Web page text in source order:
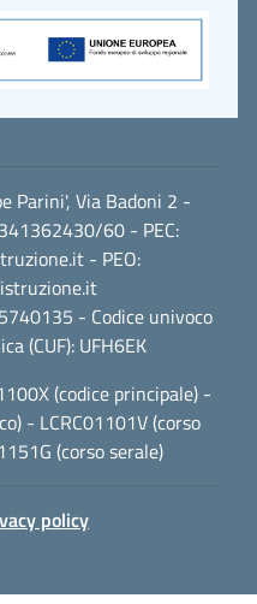
Parini', Via Badoni 2 -
60 - PEC:
- PEO:
- Codice univoco
(CUF): UFH6EK
(codice principale) -
- LCRC01101V (corso
(corso serale)
policy